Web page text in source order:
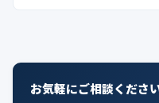
お気軽にご相談くださ